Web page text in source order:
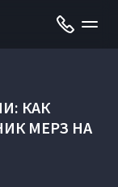
КАК
МЕРЗ НА